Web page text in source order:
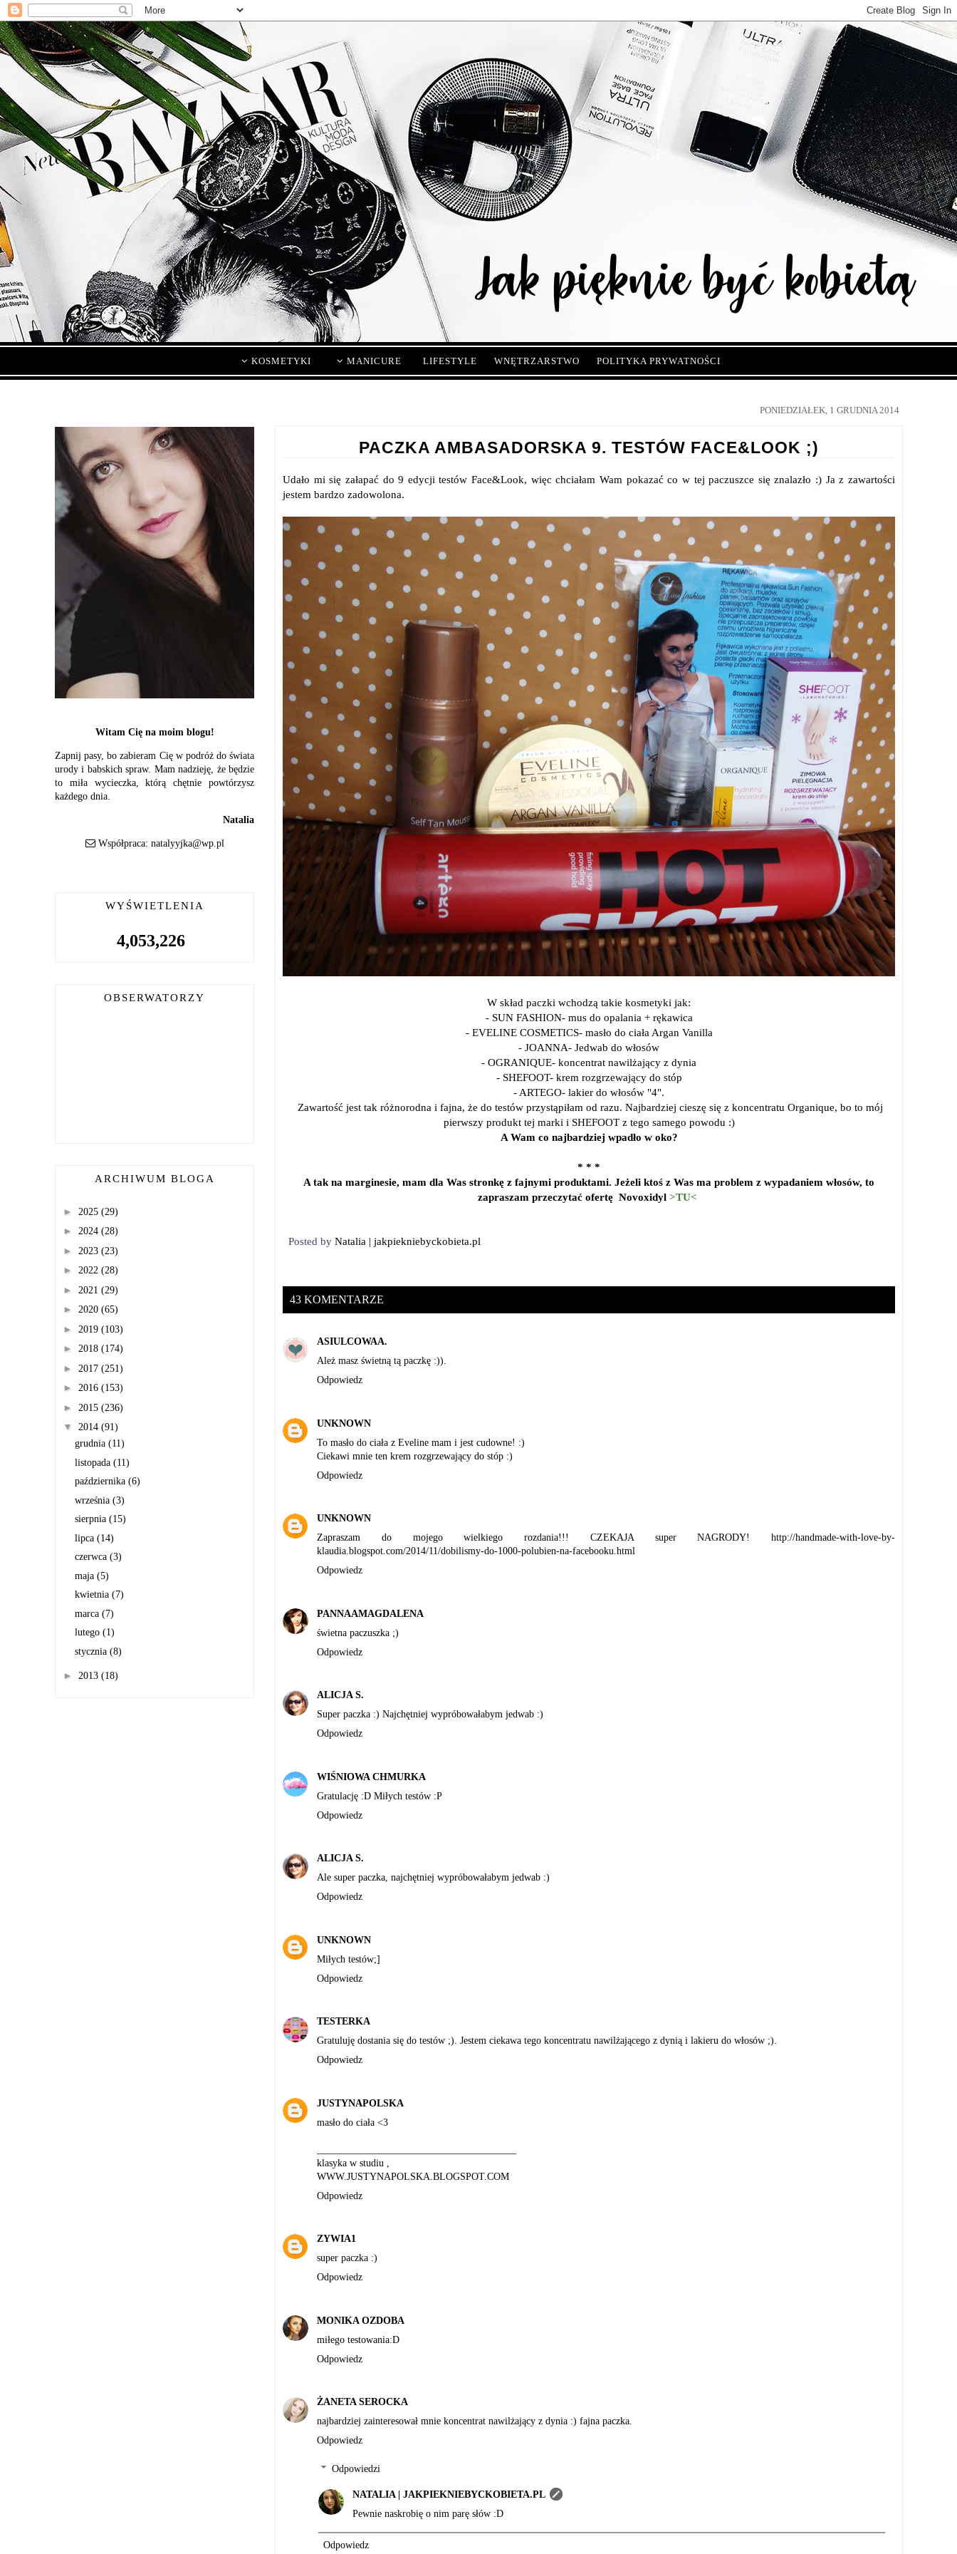
KOSMETYKI MANICURE LIFESTYLE WNĘTRZARSTWO POLITYKA PRYWATNOŚCI
PONIEDZIAŁEK, 1 GRUDNIA 2014
PACZKA AMBASADORSKA 9. TESTÓW FACE&LOOK ;)
Udało mi się załapać do 9 edycji testów Face&Look, więc chciałam Wam pokazać co w tej paczuszce się znalazło :) Ja z zawartości
jestem bardzo zadowolona.
W skład paczki wchodzą takie kosmetyki jak:
- SUN FASHION- mus do opalania + rękawica
- EVELINE COSMETICS- masło do ciała Argan Vanilla
- JOANNA- Jedwab do włosów
- OGRANIQUE- koncentrat nawilżający z dynia
- SHEFOOT- krem rozgrzewający do stóp
- ARTEGO- lakier do włosów "4".
Zawartość jest tak różnorodna i fajna, że do testów przystąpiłam od razu. Najbardziej cieszę się z koncentratu Organique, bo to mój
pierwszy produkt tej marki i SHEFOOT z tego samego powodu :)
A Wam co najbardziej wpadło w oko?
* * *
A tak na marginesie, mam dla Was stronkę z fajnymi produktami. Jeżeli ktoś z Was ma problem z wypadaniem włosów, to
zapraszam przeczytać ofertę Novoxidyl >TU<
Posted by Natalia | jakpiekniebyckobieta.pl
43 KOMENTARZE
ASIULCOWAA.
Ależ masz świetną tą paczkę :)).
Odpowiedz
UNKNOWN
To masło do ciała z Eveline mam i jest cudowne! :)
Ciekawi mnie ten krem rozgrzewający do stóp :)
Odpowiedz
UNKNOWN
Zapraszam do mojego wielkiego rozdania!!! CZEKAJA super NAGRODY! http://handmade-with-love-by-
klaudia.blogspot.com/2014/11/dobilismy-do-1000-polubien-na-facebooku.html
Odpowiedz
PANNAAMAGDALENA
świetna paczuszka ;)
Odpowiedz
ALICJA S.
Super paczka :) Najchętniej wypróbowałabym jedwab :)
Odpowiedz
WIŚNIOWA CHMURKA
Gratulację :D Miłych testów :P
Odpowiedz
ALICJA S.
Ale super paczka, najchętniej wypróbowałabym jedwab :)
Odpowiedz
UNKNOWN
Miłych testów;]
Odpowiedz
TESTERKA
Gratuluję dostania się do testów ;). Jestem ciekawa tego koncentratu nawilżającego z dynią i lakieru do włosów ;).
Odpowiedz
JUSTYNAPOLSKA
masło do ciała <3
klasyka w studiu ,
WWW.JUSTYNAPOLSKA.BLOGSPOT.COM
Odpowiedz
ZYWIA1
super paczka :)
Odpowiedz
MONIKA OZDOBA
miłego testowania:D
Odpowiedz
ŻANETA SEROCKA
najbardziej zainteresował mnie koncentrat nawilżający z dynia :) fajna paczka.
Odpowiedz
Odpowiedzi
NATALIA | JAKPIEKNIEBYCKOBIETA.PL
Pewnie naskrobię o nim parę słów :D
Odpowiedz
Witam Cię na moim blogu!
Zapnij pasy, bo zabieram Cię w podróż do świata
urody i babskich spraw. Mam nadzieję, że będzie
to miła wycieczka, którą chętnie powtórzysz
każdego dnia.
Natalia
Współpraca: natalyyjka@wp.pl
WYŚWIETLENIA
4,053,226
OBSERWATORZY
ARCHIWUM BLOGA
► 2025 (29)
► 2024 (28)
► 2023 (23)
► 2022 (28)
► 2021 (29)
► 2020 (65)
► 2019 (103)
► 2018 (174)
► 2017 (251)
► 2016 (153)
► 2015 (236)
▼ 2014 (91)
grudnia (11)
listopada (11)
października (6)
września (3)
sierpnia (15)
lipca (14)
czerwca (3)
maja (5)
kwietnia (7)
marca (7)
lutego (1)
stycznia (8)
► 2013 (18)